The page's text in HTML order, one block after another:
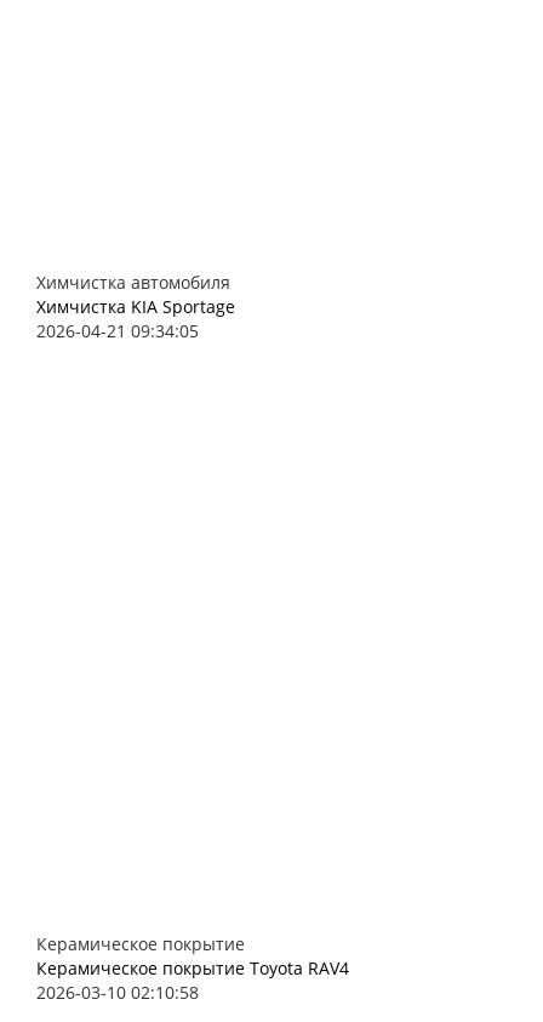
Химчистка автомобиля
Химчистка KIA Sportage
2026-04-21 09:34:05
Керамическое покрытие
Керамическое покрытие Toyota RAV4
2026-03-10 02:10:58